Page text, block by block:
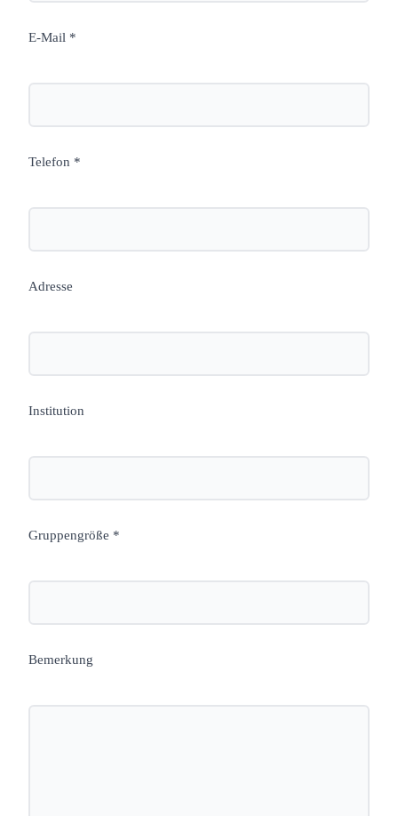
E-Mail *
Telefon *
Adresse
Institution
Gruppengröße *
Bemerkung